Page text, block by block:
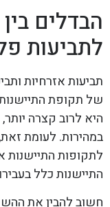
הבדלים
לתביעות
תביעות אזרחיות
של תקופת
היא לרוב קצרה
במהירות. לעומת
לתקופות התיישנות
התיישנות כלל
חשוב להבין את